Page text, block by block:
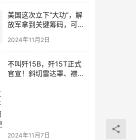
美国这次立下“大功”，解
放军拿到关键筹码，可一
2024年11月2日
不叫歼15B，歼15T正式
官宣！斜切雷达罩、襟翼
2024年11月7日